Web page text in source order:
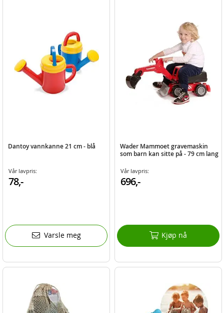
Dantoy vannkanne 21 cm - blå
Vår lavpris:
78,-
Varsle meg
Wader Mammoet gravemaskin
som barn kan sitte på - 79 cm lang
Vår lavpris:
696,-
Kjøp nå